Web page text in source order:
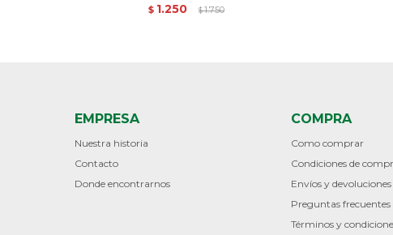
$ 1.250 $1.750
EMPRESA
Nuestra historia
Contacto
Donde encontrarnos
COMPRA
Como comprar
Condiciones de
Envíos y devoluciones
Preguntas frecuentes
Términos y